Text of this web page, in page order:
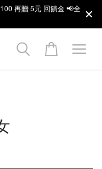
再贈 5元 回饋金 📢全